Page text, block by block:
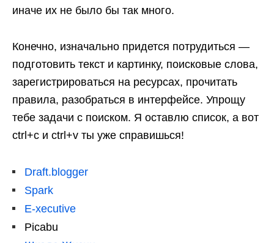
иначе их не было бы так много.
Конечно, изначально придется потрудиться —
подготовить текст и картинку, поисковые слова,
зарегистрироваться на ресурсах, прочитать
правила, разобраться в интерфейсе. Упрощу
тебе задачи с поиском. Я оставлю список, а вот
ctrl+c и ctrl+v ты уже справишься!
Draft.blogger
Spark
E-xecutive
Picabu